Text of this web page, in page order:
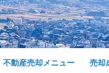
不動産売却メニュー 売却